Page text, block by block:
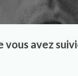
vous avez